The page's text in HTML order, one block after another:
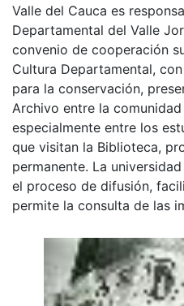
Valle del Cauca es
Departamental del Valle
convenio de cooperación
Cultura Departamental,
para la conservación,
Archivo entre la comunidad
especialmente entre los
que visitan la Biblioteca,
permanente. La
el proceso de difusión,
permite la consulta de las